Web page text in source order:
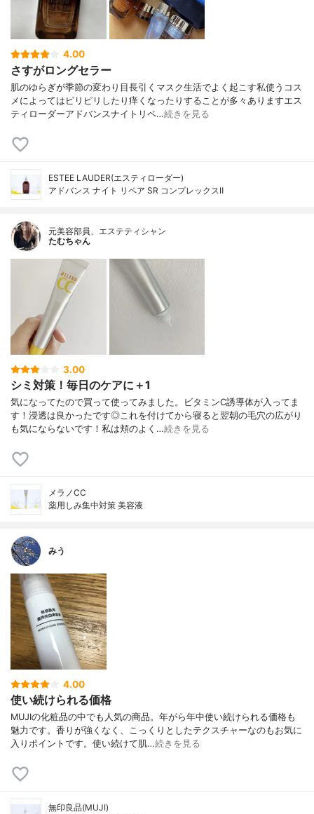
4.00
さすがロングセラー
肌のゆらぎが季節の変わり目長引くマスク生活でよく起こす私使うコス
メによってはピリピリしたり痒くなったりすることが多々ありますエス
ティローダーアドバンスナイトリペ…続きを見る
ESTEE LAUDER(エスティローダー)
アドバンス ナイト リペア SR コンプレックスⅡ
元美容部員、エステティシャン
たむちゃん
3.00
シミ対策！毎日のケアに＋1
気になってたので買って使ってみました。ビタミンC誘導体が入ってま
す！浸透は良かったです◎これを付けてから寝ると翌朝の毛穴の広がり
も気にならないです！私は頬のよく…続きを見る
メラノCC
薬用しみ集中対策 美容液
みう
4.00
使い続けられる価格
MUJIの化粧品の中でも人気の商品。年がら年中使い続けられる価格も
魅力です。香りが強くなく、こっくりとしたテクスチャーなのもお気に
入りポイントです。使い続けて肌…続きを見る
無印良品(MUJI)